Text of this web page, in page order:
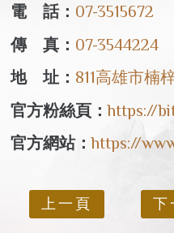
電 話： 07-3515672
傳 真： 07-3544224
地 址： 811高雄市楠
官方粉絲頁：https://
官方網站：https://
上一頁 下